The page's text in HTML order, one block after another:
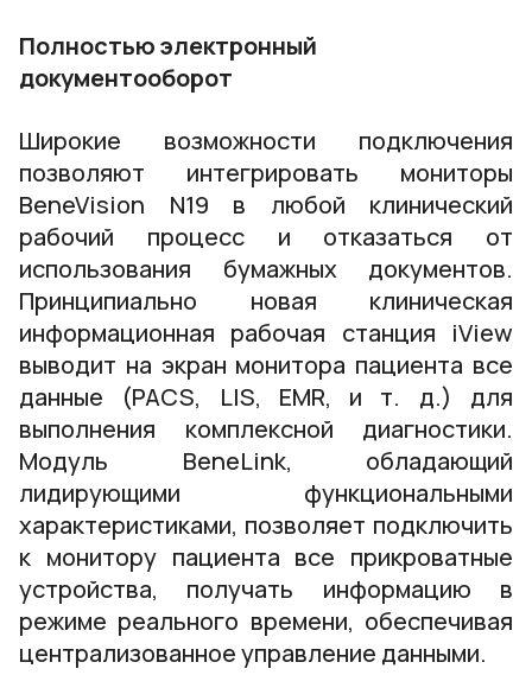
Полностью электронный
документооборот
Широкие возможности подключения
позволяют интегрировать мониторы
BeneVision N19 в любой клинический
рабочий процесс и отказаться от
использования бумажных документов.
Принципиально новая клиническая
информационная рабочая станция iView
выводит на экран монитора пациента все
данные (PACS, LIS, EMR, и т. д.) для
выполнения комплексной диагностики.
Модуль BeneLink, обладающий
лидирующими функциональными
характеристиками, позволяет подключить
к монитору пациента все прикроватные
устройства, получать информацию в
режиме реального времени, обеспечивая
централизованное управление данными.